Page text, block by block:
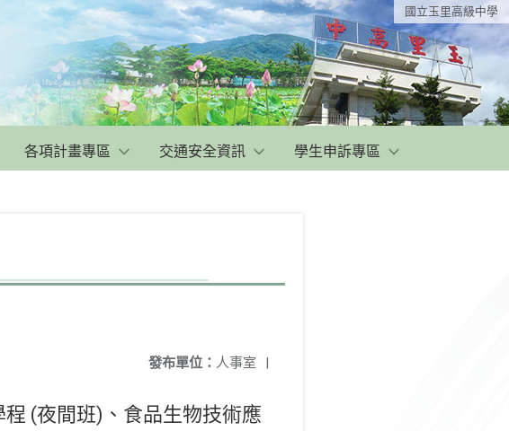
國立玉里高級中學
各項計畫專區 交通安全資訊 學生申訴專區
發布單位： 人事室 |
(夜間班)、食品生物技術應